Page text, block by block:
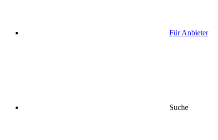
Für Anbieter
Suche